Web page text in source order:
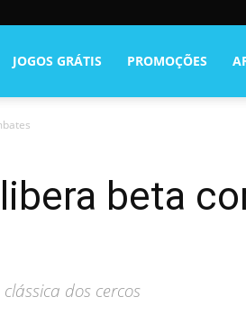
JOGOS GRÁTIS PROMOÇÕES
beta
dos cercos